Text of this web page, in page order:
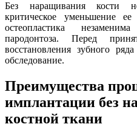
Без наращивания кости
критическое уменьшение
остеопластика
пародонтоза. Перед
восстановления зубного
обследование.
Преимущества
имплантации без
костной ткани